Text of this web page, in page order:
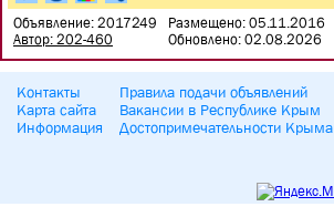
Объявление: 2017249
Автор: 202-460
Размещено: 05.11.2016
Обновлено: 02.08.2026
Контакты
Карта сайта
Информация
Правила подачи объявлений
Вакансии в Республике Крым
Достопримечательности Крыма